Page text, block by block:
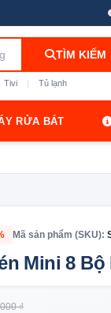
TÌM KIẾM
Tivi | Tủ lạnh
RỬA BÁT
Mã sản phẩm (SKU):
Mini 8
₫